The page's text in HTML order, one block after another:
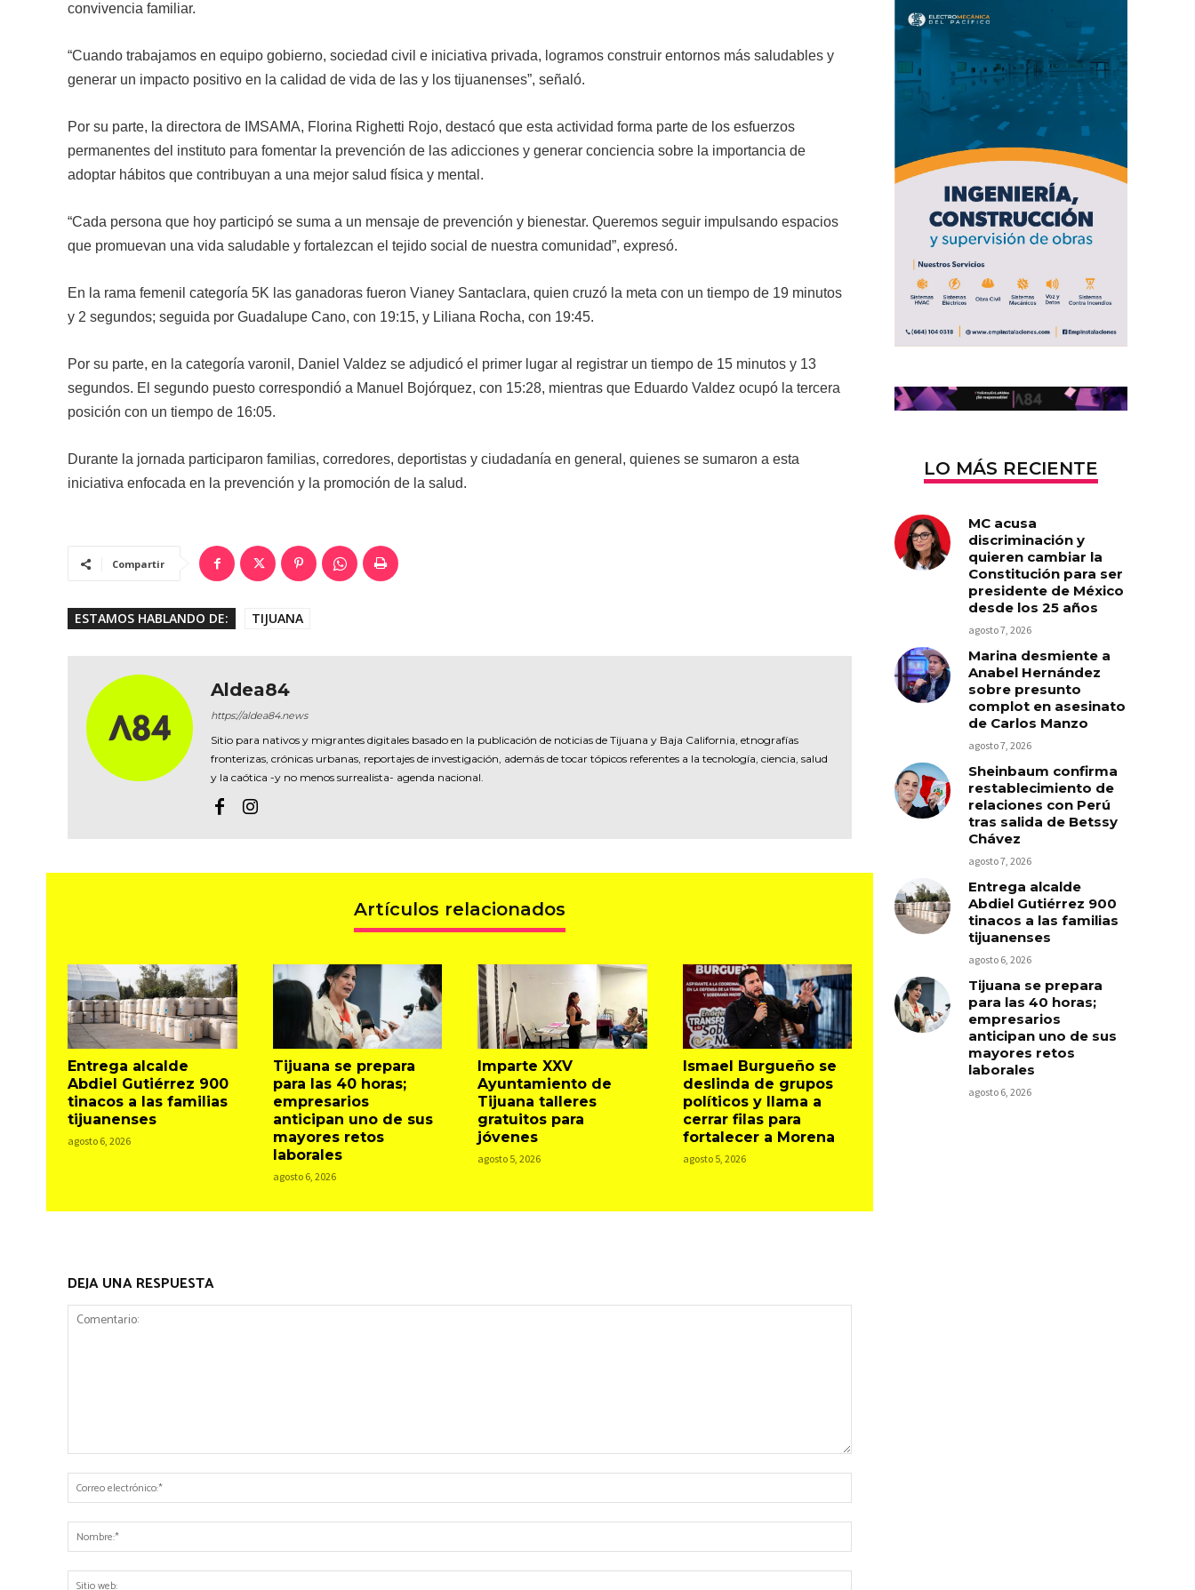
convivencia familiar.
“Cuando trabajamos en equipo gobierno, sociedad civil e iniciativa privada, logramos construir entornos más saludables y
generar un impacto positivo en la calidad de vida de las y los tijuanenses”, señaló.
Por su parte, la directora de IMSAMA, Florina Righetti Rojo, destacó que esta actividad forma parte de los esfuerzos
permanentes del instituto para fomentar la prevención de las adicciones y generar conciencia sobre la importancia de
adoptar hábitos que contribuyan a una mejor salud física y mental.
“Cada persona que hoy participó se suma a un mensaje de prevención y bienestar. Queremos seguir impulsando espacios
que promuevan una vida saludable y fortalezcan el tejido social de nuestra comunidad”, expresó.
En la rama femenil categoría 5K las ganadoras fueron Vianey Santaclara, quien cruzó la meta con un tiempo de 19 minutos
y 2 segundos; seguida por Guadalupe Cano, con 19:15, y Liliana Rocha, con 19:45.
Por su parte, en la categoría varonil, Daniel Valdez se adjudicó el primer lugar al registrar un tiempo de 15 minutos y 13
segundos. El segundo puesto correspondió a Manuel Bojórquez, con 15:28, mientras que Eduardo Valdez ocupó la tercera
posición con un tiempo de 16:05.
Durante la jornada participaron familias, corredores, deportistas y ciudadanía en general, quienes se sumaron a esta
iniciativa enfocada en la prevención y la promoción de la salud.
Compartir
ESTAMOS HABLANDO DE: TIJUANA
Aldea84
https://aldea84.news
Sitio para nativos y migrantes digitales basado en la publicación de noticias de Tijuana y Baja California, etnografías
fronterizas, crónicas urbanas, reportajes de investigación, además de tocar tópicos referentes a la tecnología, ciencia, salud
y la caótica -y no menos surrealista- agenda nacional.
Artículos relacionados
Entrega alcalde
Abdiel Gutiérrez 900
tinacos a las familias
tijuanenses
agosto 6, 2026
Tijuana se prepara
para las 40 horas;
empresarios
anticipan uno de sus
mayores retos
laborales
agosto 6, 2026
Imparte XXV
Ayuntamiento de
Tijuana talleres
gratuitos para
jóvenes
agosto 5, 2026
Ismael Burgueño se
deslinda de grupos
políticos y llama a
cerrar filas para
fortalecer a Morena
agosto 5, 2026
DEJA UNA RESPUESTA
electrónico:*
LO MÁS RECIENTE
MC acusa
discriminación y
quieren cambiar la
Constitución para ser
presidente de México
desde los 25 años
agosto 7, 2026
Marina desmiente a
Anabel Hernández
sobre presunto
complot en asesinato
de Carlos Manzo
agosto 7, 2026
Sheinbaum confirma
restablecimiento de
relaciones con Perú
tras salida de Betssy
Chávez
agosto 7, 2026
Entrega alcalde
Abdiel Gutiérrez 900
tinacos a las familias
tijuanenses
agosto 6, 2026
Tijuana se prepara
para las 40 horas;
empresarios
anticipan uno de sus
mayores retos
laborales
agosto 6, 2026